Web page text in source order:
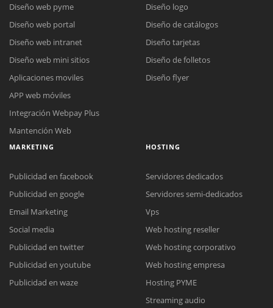
Reunión online
Meet para la reunión online.
Cotización
Chat Online
Todos nuestros ejecutivos están fuera de línea. Complete el formulario
Diseño web pyme
Diseño web portal
Diseño web intranet
Diseño web mini sitios
Aplicaciones moviles
APP web móviles
Integración Webpay Plus
Mantención Web
Diseño logo
Diseño de catálogos
Diseño tarjetas
Diseño de folletos
Diseño flyer
MARKETING
Publicidad en facebook
Publicidad en google
Email Marketing
Social media
Publicidad en twitter
Publicidad en youtube
Publicidad en waze
HOSTING
Servidores dedicados
Servidores semi-dedicados
Vps
Web hosting reseller
Web hosting corporativo
Web hosting empresa
Hosting PYME
Streaming audio